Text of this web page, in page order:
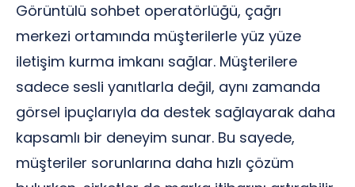
Görüntülü sohbet operatörlüğü, çağrı
merkezi ortamında müşterilerle yüz yüze
iletişim kurma imkanı sağlar. Müşterilere
sadece sesli yanıtlarla değil, aynı zamanda
görsel ipuçlarıyla da destek sağlayarak daha
kapsamlı bir deneyim sunar. Bu sayede,
müşteriler sorunlarına daha hızlı çözüm